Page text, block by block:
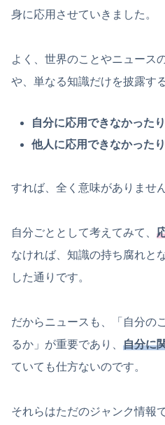
身に応用させていきました。
よく、世界のことやニュース
や、単なる知識だけを披露す
自分に応用できなかったり
他人に応用できなかったり
すれば、全く意味がありません
自分ごととして考えてみて、
なければ、知識の持ち腐れと
した通りです。
だからニュースも、「自分の
るか」が重要であり、 自分に
ていても仕方ないのです。
それらはただのジャンク情報